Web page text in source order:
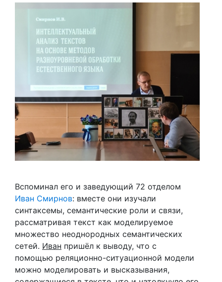
Вспоминал его и заведующий 72 отделом
Иван Смирнов: вместе они изучали
синтаксемы, семантические роли и связи,
рассматривая текст как моделируемое
множество неоднородных семантических
сетей. Иван пришёл к выводу, что с
помощью реляционно-ситуационной модели
можно моделировать и высказывания,